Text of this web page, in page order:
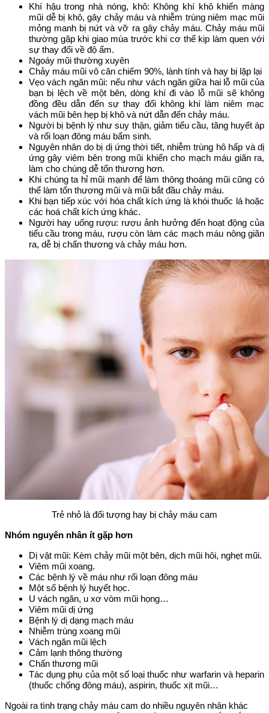
Khí hậu trong nhà nóng, khô: Không khí khô khiến màng
mũi dễ bị khô, gây chảy máu và nhiễm trùng niêm mạc mũi
mỏng manh bị nứt và vỡ ra gây chảy máu. Chảy máu mũi
thường gặp khi giao mùa trước khi cơ thể kịp làm quen với
sự thay đổi về độ ẩm.
Ngoáy mũi thường xuyên
Chảy máu mũi vô căn chiếm 90%, lành tính và hay bị lặp lại
Vẹo vách ngăn mũi: nếu như vách ngăn giữa hai lỗ mũi của
bạn bị lệch về một bên, dòng khí đi vào lỗ mũi sẽ không
đồng đều dẫn đến sự thay đổi không khí làm niêm mạc
vách mũi bên hẹp bị khô và nứt dẫn đến chảy máu.
Người bị bệnh lý như suy thận, giảm tiểu cầu, tăng huyết áp
và rối loạn đông máu bẩm sinh.
Nguyên nhân do bị dị ứng thời tiết, nhiễm trùng hô hấp và dị
ứng gây viêm bên trong mũi khiến cho mạch máu giãn ra,
làm cho chúng dễ tổn thương hơn.
Khi chúng ta hỉ mũi mạnh để làm thông thoáng mũi cũng có
thể làm tổn thương mũi và mũi bắt đầu chảy máu.
Khi bạn tiếp xúc với hóa chất kích ứng là khói thuốc lá hoặc
các hoá chất kích ứng khác.
Người hay uống rượu: rượu ảnh hưởng đến hoạt động của
tiểu cầu trong máu, rượu còn làm các mạch máu nông giãn
ra, dễ bị chấn thương và chảy máu hơn.
Trẻ nhỏ là đối tượng hay bị chảy máu cam
Nhóm nguyên nhân ít gặp hơn
Dị vật mũi: Kèm chảy mũi một bên, dịch mũi hôi, nghẹt mũi.
Viêm mũi xoang.
Các bệnh lý về máu như rối loạn đông máu
Một số bệnh lý huyết học.
U vách ngăn, u xơ vòm mũi họng…
Viêm mũi dị ứng
Bệnh lý dị dạng mạch máu
Nhiễm trùng xoang mũi
Vách ngăn mũi lệch
Cảm lạnh thông thường
Chấn thương mũi
Tác dụng phụ của một số loại thuốc như warfarin và heparin
(thuốc chống đông máu), aspirin, thuốc xịt mũi…
Ngoài ra tình trạng chảy máu cam do nhiều nguyên nhân khác